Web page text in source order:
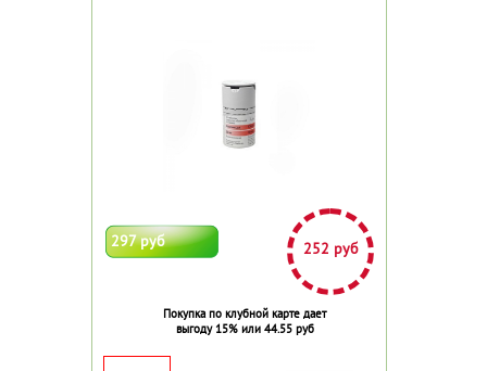
297 руб 252 руб
Покупка по клубной карте дает
выгоду 15% или 44.55 руб